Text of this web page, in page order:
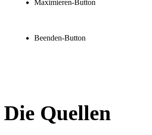
Maximieren-Button
Beenden-Button
Die Quellen